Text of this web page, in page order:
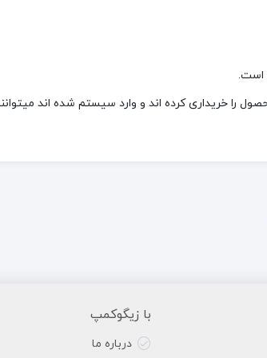
است.
را خریداری کرده اند و وارد سیستم شده اند
با زیگوکمپ
درباره ما